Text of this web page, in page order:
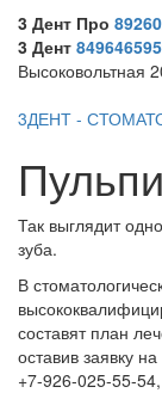
3 Дент Про
3 Дент
Высоковольтная
3ДЕНТ -
Так выглядит
зуба.
В
составят план
оставив заявку
+7-926-025-55-